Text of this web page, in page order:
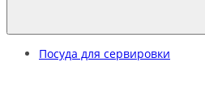
Посуда для сервировки